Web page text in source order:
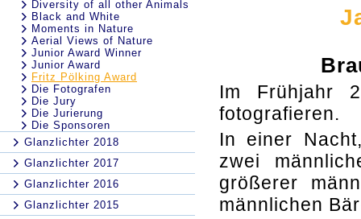
Diversity of all other Animals
Black and White
Moments in Nature
Aerial Views of Nature
Junior Award Winner
Junior Award
Fritz Pölking Award
Die Fotografen
Die Jury
Die Jurierung
Die Sponsoren
Glanzlichter 2018
Glanzlichter 2017
Glanzlichter 2016
Glanzlichter 2015
Im Frühjahr
fotografieren.
In einer
zwei
größerer
männlichen